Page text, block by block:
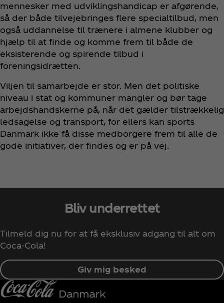
mennesker med udviklingshandicap er afgørende,
så der både tilvejebringes flere specialtilbud, men
også uddannelse til trænere i almene klubber og
hjælp til at finde og komme frem til både de
eksisterende og spirende tilbud i
foreningsidrætten.
Viljen til samarbejde er stor. Men det politiske
niveau i stat og kommuner mangler og bør tage
arbejdshandskerne på, når det gælder tilstrækkelig
ledsagelse og transport, for ellers kan sports
Danmark ikke få disse medborgere frem til alle de
gode initiativer, der findes og er på vej.
Bliv underrettet
Tilmeld dig nu for at få eksklusiv adgang til alt om
Coca‑Cola!
Giv mig besked